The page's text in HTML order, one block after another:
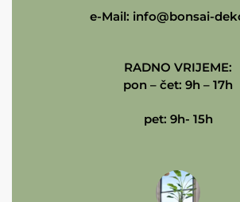
e-Mail: info@bonsai-
RADNO VRIJEME:
pon – čet: 9h – 17h
pet: 9h- 15h